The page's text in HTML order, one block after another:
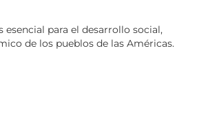
esencial para el desarrollo social,
de los pueblos de las Américas.